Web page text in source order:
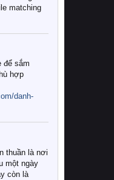
matching
để sắm
hợp
danh-
thuần là nơi
một ngày
còn là